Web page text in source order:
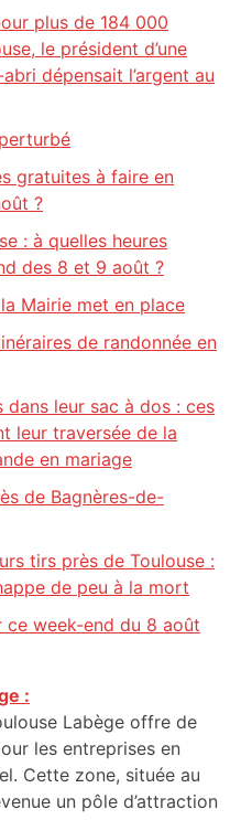
plus de 184 000
le président d’une
dépensait l’argent au
gratuites à faire en
?
: à quelles heures
des 8 et 9 août ?
Mairie met en place
de randonnée en
dans leur sac à dos : ces
leur traversée de la
en mariage
de Bagnères-de-
tirs près de Toulouse :
de peu à la mort
week-end du 8 août
:
Labège offre de
les entreprises en
Cette zone, située au
un pôle d’attraction